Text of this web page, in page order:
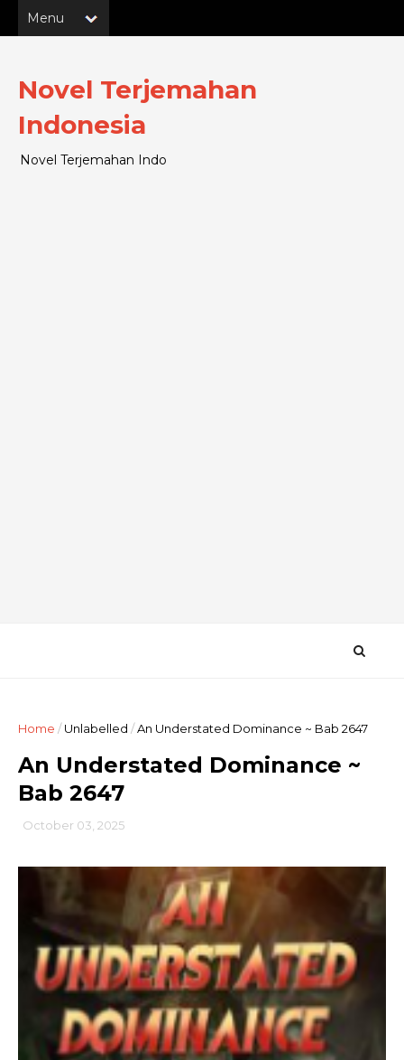
Novel Terjemahan
Indonesia
Novel Terjemahan Indo
Home /Unlabelled /An Understated Dominance ~ Bab 2647
An Understated Dominance ~
Bab 2647
October 03, 2025